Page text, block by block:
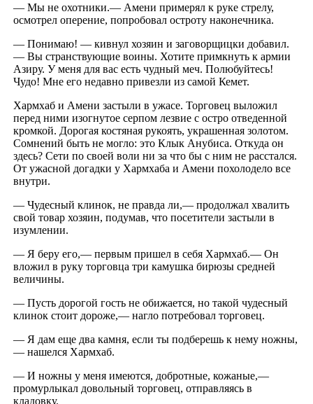
— Мы не охотники.— Амени примерял к руке стрелу,
осмотрел оперение, попробовал остроту наконечника.
— Понимаю! — кивнул хозяин и заговорщицки добавил.
— Вы странствующие воины. Хотите примкнуть к армии
Азиру. У меня для вас есть чудный меч. Полюбуйтесь!
Чудо! Мне его недавно привезли из самой Кемет.
Хармхаб и Амени застыли в ужасе. Торговец выложил
перед ними изогнутое серпом лезвие с остро отведенной
кромкой. Дорогая костяная рукоять, украшенная золотом.
Сомнений быть не могло: это Клык Анубиса. Откуда он
здесь? Сети по своей воли ни за что бы с ним не расстался.
От ужасной догадки у Хармхаба и Амени похолодело все
внутри.
— Чудесный клинок, не правда ли,— продолжал хвалить
свой товар хозяин, подумав, что посетители застыли в
изумлении.
— Я беру его,— первым пришел в себя Хармхаб.— Он
вложил в руку торговца три камушка бирюзы средней
величины.
— Пусть дорогой гость не обижается, но такой чудесный
клинок стоит дороже,— нагло потребовал торговец.
— Я дам еще два камня, если ты подберешь к нему ножны,
— нашелся Хармхаб.
— И ножны у меня имеются, добротные, кожаные,—
промурлыкал довольный торговец, отправляясь в
кладовку.